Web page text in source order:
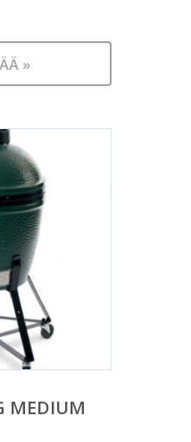
»
MEDIUM